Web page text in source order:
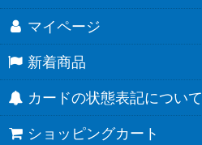
マイページ
新着商品
カードの状態表記について
ショッピングカート